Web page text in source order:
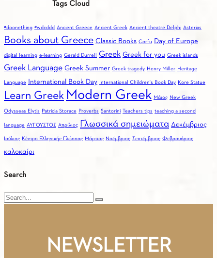
Tags Cloud
#doonething #wdcddd Ancient Greece Ancient Greek Ancient theatre Delphi Asterias
Books about Greece Classic Books Corfu Day of Europe
digital learning e-learning Gerald Durrell Greek Greek for you Greek islands
Greek Language Greek Summer Greek tragedy Henry Miller Heritage
Language International Book Day International Children's Book Day Kore Statue
Learn Greek Modern Greek Mάιος New Greek
Odysseas Elytis Patricia Storace Proverbs Santorini Teachers tips teaching a second
language ΑΥΓΟΥΣΤΟΣ Απρίλιος Γλωσσικά σημειώματα Δεκέμβριος
Ιούλιος Κέντρο Ελληνικής Γλώσσας Μάρτιος Νοέμβριος Σεπτέμβριος Φεβρουάριος
καλοκαίρι
Search
Search
NEWSLETTER